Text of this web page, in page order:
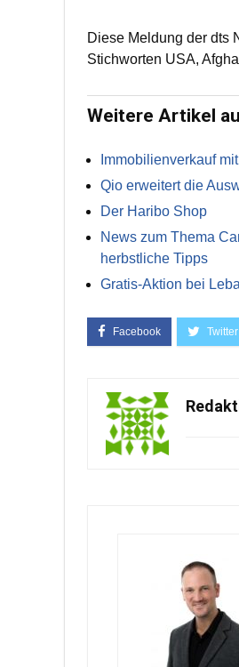
Diese Meldung der dts
Stichworten USA,
Weitere Artikel
Immobilienverkauf
Qio erweitert die
Der Haribo Shop
News zum Thema
herbstliche Tipps
Gratis-Aktion bei